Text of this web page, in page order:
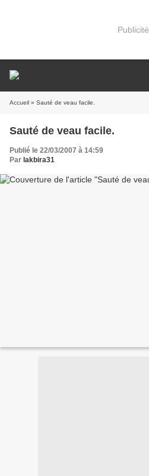
Publicité
Accueil » Sauté de veau facile.
Sauté de veau facile.
Publié le 22/03/2007 à 14:59
Par lakbira31